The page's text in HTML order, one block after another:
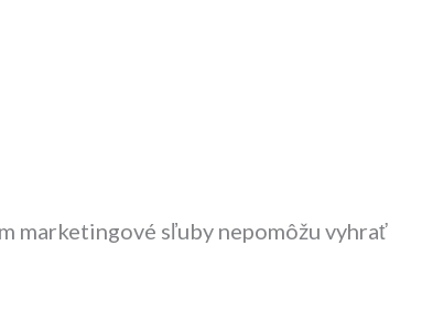
marketingové sľuby nepomôžu vyhrať